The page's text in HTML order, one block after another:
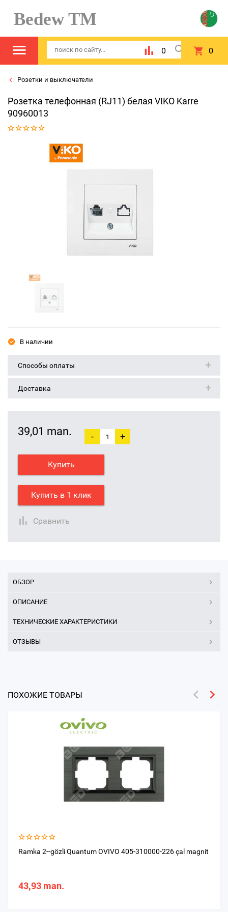
Bedew TM
0 0
Розетки и выключатели
Розетка телефонная (RJ11) белая VIKO Karre
90960013
В наличии
Способы оплаты
Доставка
39,01 man. - +
Купить
Купить в 1 клик
Сравнить
ОБЗОР
ОПИСАНИЕ
ТЕХНИЧЕСКИЕ ХАРАКТЕРИСТИКИ
ОТЗЫВЫ
ПОХОЖИЕ ТОВАРЫ
Ramka 2--gözli Quantum OVIVO 405-310000-226 çal magnit
43,93 man.